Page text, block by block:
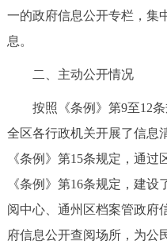
ENGLISH
ESPAÑOL
ITALIANO
一的政府信息公开专栏，集
息。
二、主动公开情况
按照《条例》第9至12条
全区各行政机关开展了信息
《条例》第15条规定，通
《条例》第16条规定，建
阅中心、通州区档案管政府
府信息公开查阅场所，为公